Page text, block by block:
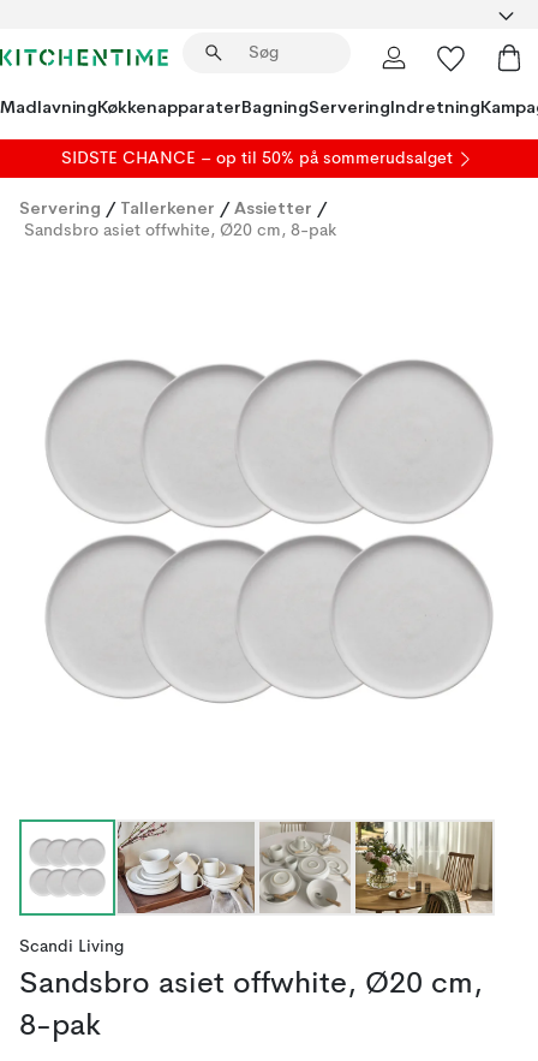
MadlavningKøkkenapparaterBagningServeringIndretning
SIDSTE CHANCE – op til 50% på sommerudsalget
Servering / Tallerkener / Assietter /
Sandsbro asiet offwhite, Ø20 cm, 8-pak
Scandi Living
Sandsbro asiet offwhite, Ø20 cm,
8-pak